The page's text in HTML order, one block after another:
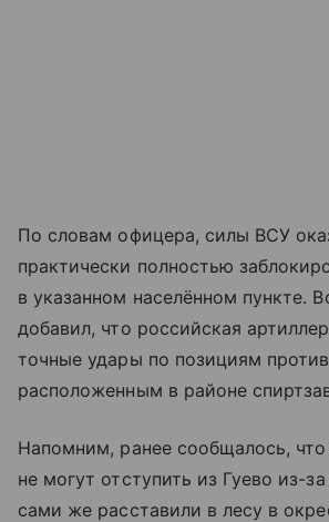
По словам офицера, силы ВСУ
практически полностью
в указанном населённом пункте.
добавил, что российская
точные удары по позициям
расположенным в районе
Напомним, ранее сообщалось,
не могут отступить из Гуево из-
сами же расставили в лесу в